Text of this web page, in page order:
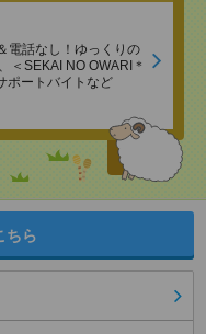
電話なし！ゆっくりの
＜SEKAI NO OWARI＊
ポートバイトなど
ちら